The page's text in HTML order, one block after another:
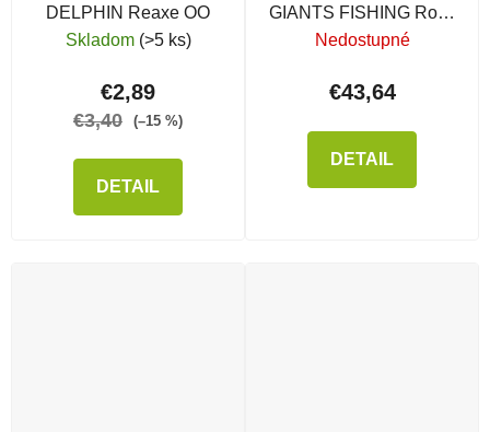
DELPHIN Reaxe OO
Skladom (>5 ks)
€2,89
€3,40 (–15 %)
DETAIL
GIANTS FISHING Rods
Silver
Nedostupné
€43,64
DETAIL